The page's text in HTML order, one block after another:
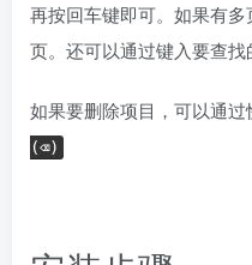
再按回车键即可。如果有
页。还可以通过键入要查找
如果要删除项目，可以通过
(⌫)